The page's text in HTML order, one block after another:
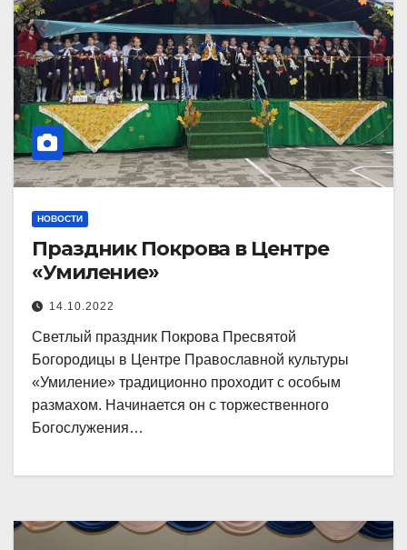
НОВОСТИ
Праздник Покрова в Центре
«Умиление»
14.10.2022
Светлый праздник Покрова Пресвятой
Богородицы в Центре Православной культуры
«Умиление» традиционно проходит с особым
размахом. Начинается он с торжественного
Богослужения…